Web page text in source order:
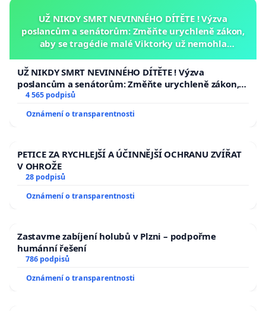
UŽ NIKDY SMRT NEVINNÉHO DÍTĚTE ! Výzva
poslancům a senátorům: Změňte urychleně zákon,
aby se tragédie malé Viktorky už nemohla
UŽ NIKDY SMRT NEVINNÉHO DÍTĚTE ! Výzva
poslancům a senátorům: Změňte urychleně zákon,
aby se tragédie malé Viktorky už nemohla opakovat!
4 565 podpisů
Oznámení o transparentnosti
PETICE ZA RYCHLEJŠÍ A ÚČINNĚJŠÍ OCHRANU ZVÍŘAT
V OHROŽE
28 podpisů
Oznámení o transparentnosti
Zastavme zabíjení holubů v Plzni – podpořme
humánní řešení
786 podpisů
Oznámení o transparentnosti